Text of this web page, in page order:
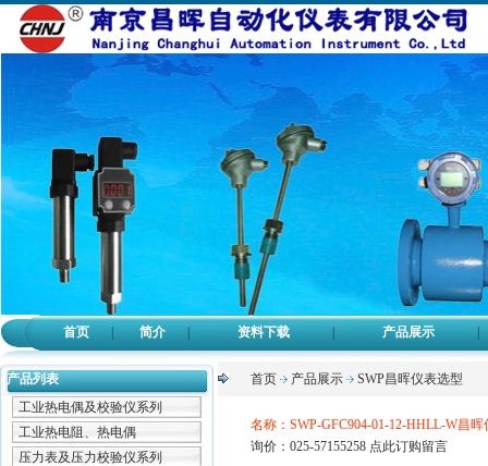
首页 简介 资料下载 产品展示
产品列表
工业热电偶及校验仪系列
工业热电阻、热电偶
压力表及压力校验仪系列
首页 产品展示 SWP昌晖仪表选型
名称：SWP-GFC904-01-12-HHLL-W昌晖
询价：025-57155258 点此订购留言